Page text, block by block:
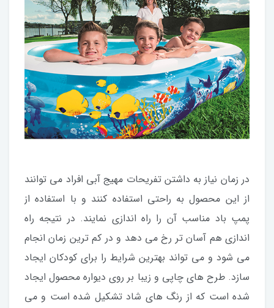
در زمان نیاز به داشتن تفریحات مهیج آبی افراد می توانند
از این محصول به راحتی استفاده کنند و با استفاده از
پمپ باد مناسب آن را راه اندازی نمایند. در نتیجه راه
اندازی هم آسان تر رخ می دهد و در کم ترین زمان انجام
می شود و می تواند بهترین شرایط را برای کودکان ایجاد
سازد. طرح های چاپی و زیبا بر روی دیواره محصول ایجاد
شده است که از رنگ های شاد تشکیل شده است و می